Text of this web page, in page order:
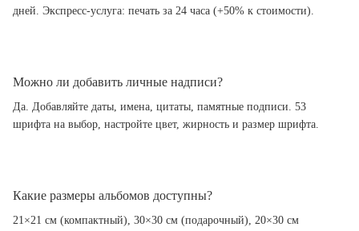
дней. Экспресс-услуга: печать за 24 часа (+50% к стоимости).
Можно ли добавить личные надписи?
Да. Добавляйте даты, имена, цитаты, памятные подписи. 53
шрифта на выбор, настройте цвет, жирность и размер шрифта.
Какие размеры альбомов доступны?
21×21 см (компактный), 30×30 см (подарочный), 20×30 см